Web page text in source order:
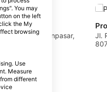
Bali
80228 Denpasar,
Jl.
You may
on the left
the My
browsing
Use
Measure
different